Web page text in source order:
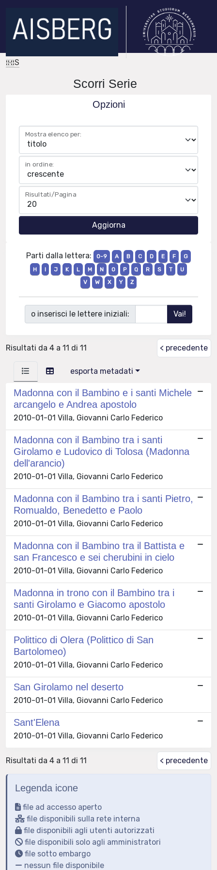
IRIS
Scorri Serie
Opzioni
Mostra elenco per:
in ordine:
Risultati/Pagina
Parti dalla lettera: 0-9 A B C D E F
G
H
I J K L M N O P Q R S T
U
V
W X Y Z
o inserisci le lettere iniziali:
Risultati da 4 a 11 di 11 < precedente
esporta metadati
Madonna con il Bambino e i santi Michele
arcangelo e Andrea apostolo
2010-01-01 Villa, Giovanni Carlo Federico
Madonna con il Bambino tra i santi
Girolamo e Ludovico di Tolosa (Madonna
dell'arancio)
2010-01-01 Villa, Giovanni Carlo Federico
Madonna con il Bambino tra i santi Pietro,
Romualdo, Benedetto e Paolo
2010-01-01 Villa, Giovanni Carlo Federico
Madonna con il Bambino tra il Battista e
san Francesco e sei cherubini in cielo
2010-01-01 Villa, Giovanni Carlo Federico
Madonna in trono con il Bambino tra i
santi Girolamo e Giacomo apostolo
2010-01-01 Villa, Giovanni Carlo Federico
Polittico di Olera (Polittico di San
Bartolomeo)
2010-01-01 Villa, Giovanni Carlo Federico
San Girolamo nel deserto
2010-01-01 Villa, Giovanni Carlo Federico
Sant'Elena
2010-01-01 Villa, Giovanni Carlo Federico
Risultati da 4 a 11 di 11 < precedente
Legenda icone
file ad accesso aperto
file disponibili sulla rete interna
file disponibili agli utenti autorizzati
file disponibili solo agli amministratori
file sotto embargo
nessun file disponibile